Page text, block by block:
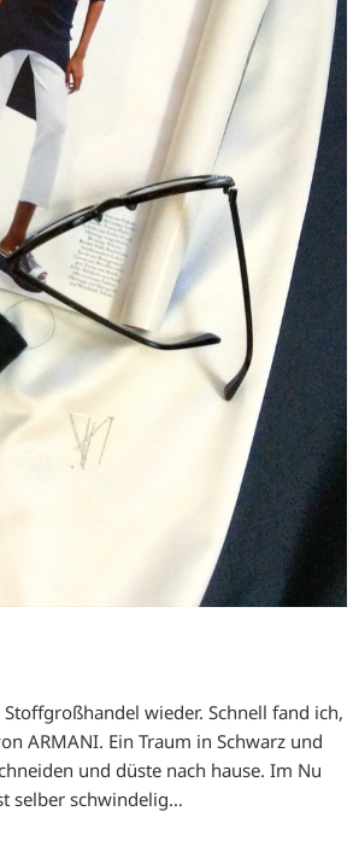
wieder. Schnell fand ich,
ARMANI. Ein Traum in Schwarz und
und düste nach hause. Im Nu
selber schwindelig…